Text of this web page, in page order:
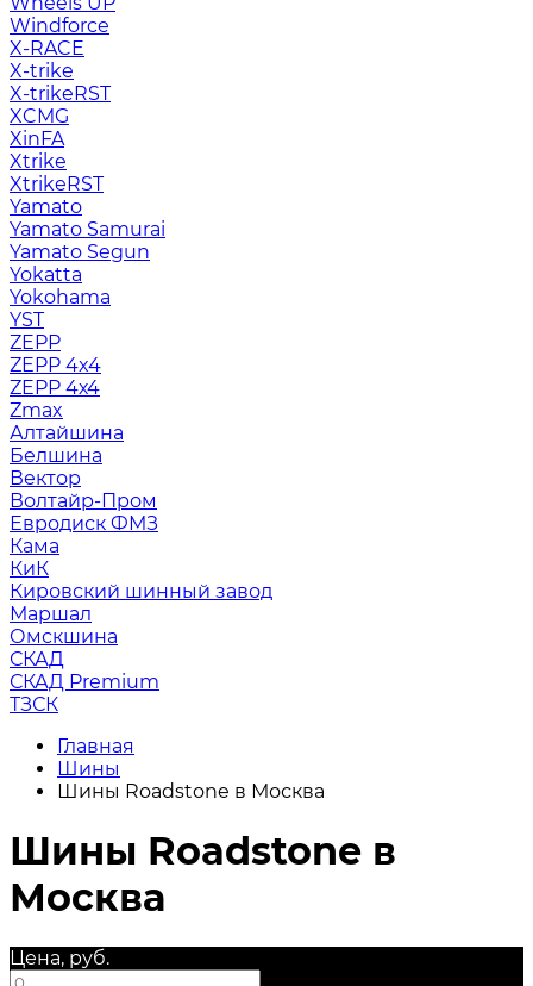
Windforce
X-RACE
X-trike
X-trikeRST
XCMG
XinFA
Xtrike
XtrikeRST
Yamato
Yamato Samurai
Yamato Segun
Yokatta
Yokohama
YST
ZEPP
ZEPP 4x4
ZEPP 4х4
Zmax
Алтайшина
Белшина
Вектор
Волтайр-Пром
Евродиск ФМЗ
Кама
КиК
Кировский шинный завод
Маршал
Омскшина
СКАД
СКАД Premium
ТЗСК
Главная
Шины
Шины Roadstone в Москва
Шины Roadstone в
Москва
Цена, руб.